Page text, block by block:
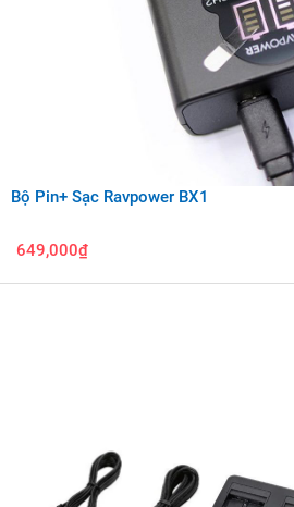
Bộ Pin+ Sạc Ravpower BX1
649,000₫